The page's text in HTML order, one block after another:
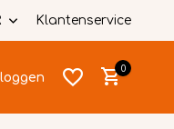
Klantenservice
0